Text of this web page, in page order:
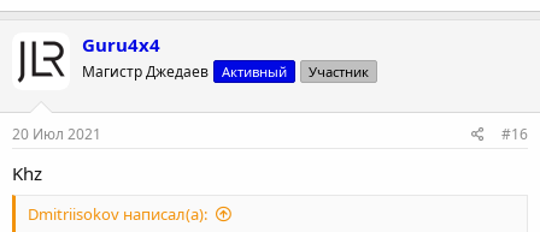
Guru4x4
Магистр Джедаев Активный Участник
20 Июл 2021 #16
Khz
Dmitriisokov написал(а):